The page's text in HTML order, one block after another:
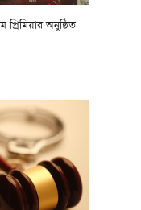
প্রিমিয়ার অনুষ্ঠিত